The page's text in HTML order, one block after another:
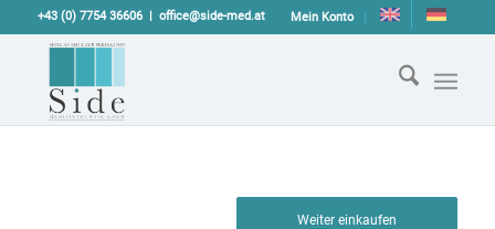
Mein Konto
+43 (0) 7754 36606 office@side-med.at
Weiter einkaufen